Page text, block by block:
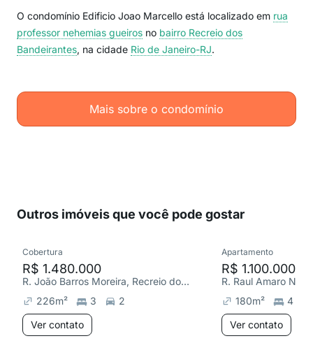
O condomínio Edificio Joao Marcello está localizado em rua
professor nehemias gueiros no bairro Recreio dos
Bandeirantes, na cidade Rio de Janeiro-RJ.
Mais sobre o condomínio
Outros imóveis que você pode gostar
Cobertura
R$ 1.480.000
R. João Barros Moreira, Recreio dos Bandeirantes
226m² 3
2
Ver contato
Apartamento
R$ 1.100.000
180m²
4
Ver contato